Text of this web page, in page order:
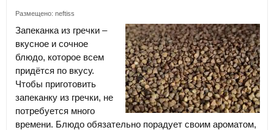
Размещено: neftiss
Запеканка из гречки –
вкусное и сочное
блюдо, которое всем
придётся по вкусу.
Чтобы приготовить
запеканку из гречки, не
потребуется много
времени. Блюдо обязательно порадует своим ароматом,